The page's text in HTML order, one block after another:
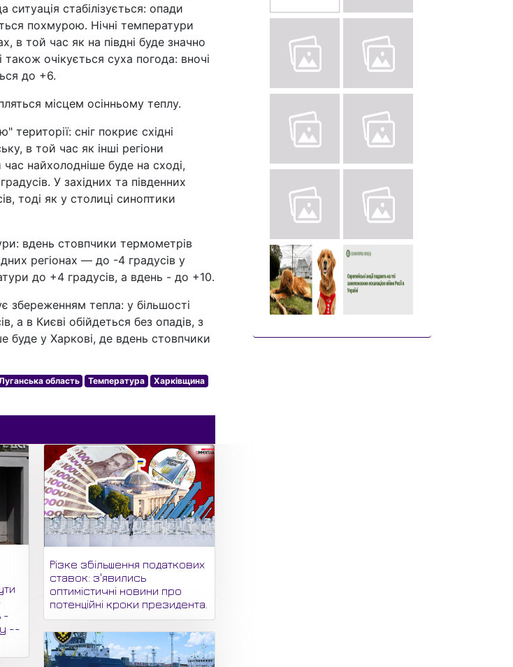
стабілізується: опади
похмурою. Нічні температури
в той час як на півдні буде значно
очікується суха погода: вночі
до +6.
місцем осінньому теплу.
сніг покриє східні
в той час як інші регіони
найхолодніше буде на сході,
У західних та південних
тоді як у столиці синоптики
вдень стовпчики термометрів
регіонах — до -4 градусів у
до +4 градусів, а вдень - до +10.
збереженням тепла: у більшості
а в Києві обійдеться без опадів, з
буде у Харкові, де вдень стовпчики
область Температура
Харківщина
-
Різке збільшення податкових
ставок: з'явились
оптимістичні новини про
потенційні кроки президента.